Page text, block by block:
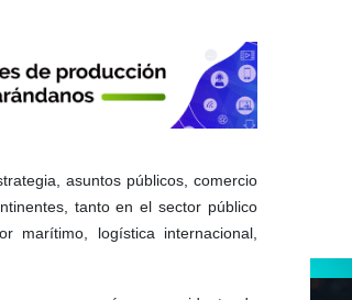
asuntos públicos, comercio
tanto en el sector público
marítimo, logística internacional,